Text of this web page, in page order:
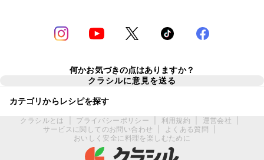
何かお気づきの点はありますか？
クラシルに意見を送る
カテゴリからレシピを探す
クラシルとは プライバシーポリシー 利用規約 運営会社
サービスに関してのお問い合わせ
よくある質問
おいしく安全に料理を楽しむために